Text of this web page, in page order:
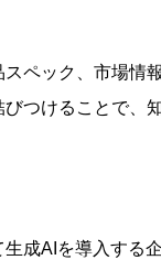
ペック、市場情
つけることで、
成AIを導入する